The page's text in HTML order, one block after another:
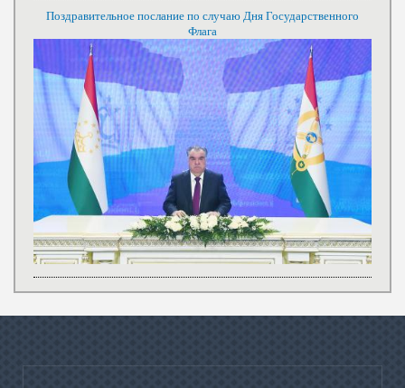
Поздравительное послание по случаю Дня Государственного
Флага